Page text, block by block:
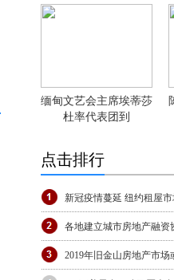
缅甸文艺会主席埃蒂莎
杜率代表团到
点击排行
新冠疫情蔓延 纽约租屋
各地建立城市房地产融资
2019年旧金山房地产市场